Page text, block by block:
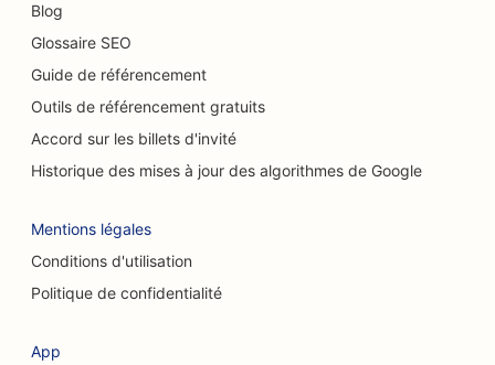
revêtements de sol
SEO pour les restaurants décontractés
SEO pour les cafés à chats
SEO pour les chiropracteurs
Référencement pour les services de peeling
chimique
SEO pour les services de nettoyage
Blog
Glossaire SEO
Guide de référencement
Outils de référencement gratuits
Accord sur les billets d'invité
Historique des mises à jour des algorithmes de Google
Mentions légales
Conditions d'utilisation
Politique de confidentialité
App